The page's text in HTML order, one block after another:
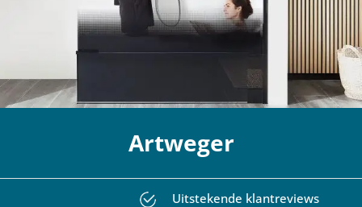
Artweger
Betrouwbaar &